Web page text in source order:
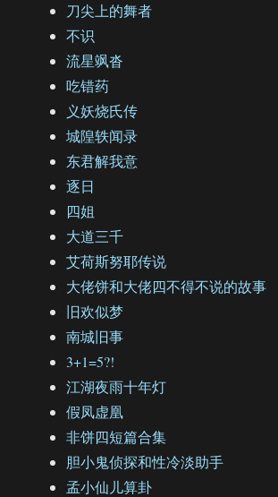
刀尖上的舞者
不识
流星飒沓
吃错药
义妖烧氏传
城隍轶闻录
东君解我意
逐日
四姐
大道三千
艾荷斯努耶传说
大佬饼和大佬四不得不说的故事
旧欢似梦
南城旧事
3+1=5?!
江湖夜雨十年灯
假凤虚凰
非饼四短篇合集
胆小鬼侦探和性冷淡助手
孟小仙儿算卦